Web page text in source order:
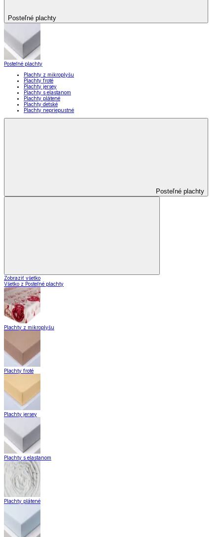
Posteľné plachty
Posteľné plachty
Plachty z mikroplyšu
Plachty froté
Plachty jersey
Plachty s elastanom
Plachty plátené
Plachty detské
Plachty nepriepustné
Posteľné plachty
Zobraziť všetko
Všetko z Posteľné plachty
Plachty z mikroplyšu
Plachty froté
Plachty jersey
Plachty s elastanom
Plachty plátené